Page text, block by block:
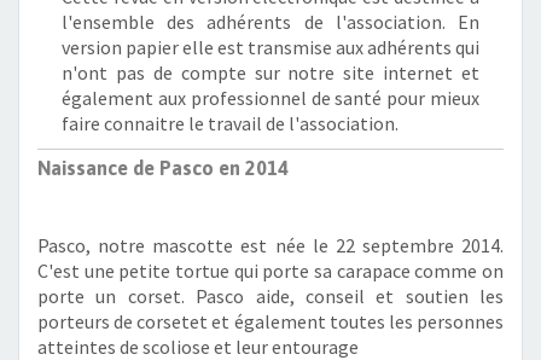
l'ensemble des adhérents de l'association. En
version papier elle est transmise aux adhérents qui
n'ont pas de compte sur notre site internet et
également aux professionnel de santé pour mieux
faire connaitre le travail de l'association.
Naissance de Pasco en 2014
Pasco, notre mascotte est née le 22 septembre 2014.
C'est une petite tortue qui porte sa carapace comme on
porte un corset. Pasco aide, conseil et soutien les
porteurs de corsetet et également toutes les personnes
atteintes de scoliose et leur entourage